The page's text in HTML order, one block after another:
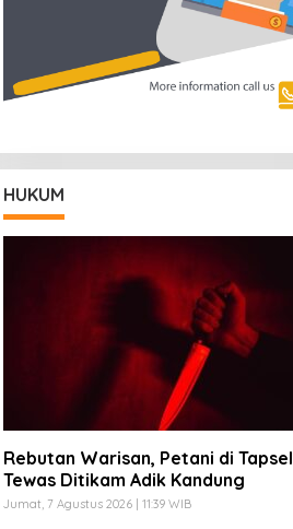
HUKUM
Rebutan Warisan, Petani di Tapsel
Tewas Ditikam Adik Kandung
Jumat, 7 Agustus 2026 | 11:39 WIB